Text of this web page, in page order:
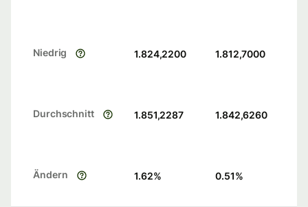
Niedrig 1.824,2200 1.812,7000
Durchschnitt 1.851,2287 1.842,6260
Ändern 1.62% 0.51%